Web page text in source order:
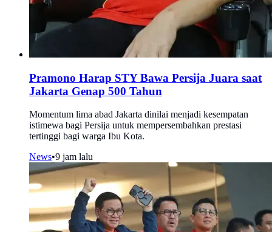
Pramono Harap STY Bawa Persija Juara saat
Jakarta Genap 500 Tahun
Momentum lima abad Jakarta dinilai menjadi kesempatan
istimewa bagi Persija untuk mempersembahkan prestasi
tertinggi bagi warga Ibu Kota.
News•9 jam lalu